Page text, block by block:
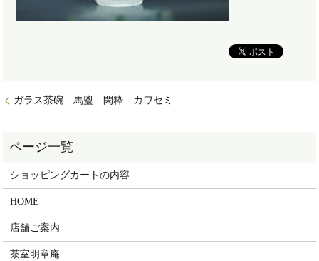
ガラス茶碗 馬盥 閑粋 カワセミ
ショッピングカートの内容
HOME
店舗ご案内
茶室明章庵